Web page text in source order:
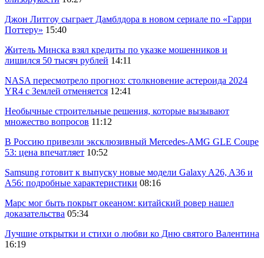
Джон Литгоу сыграет Дамблдора в новом сериале по «Гарри
Поттеру» 15:40
Житель Минска взял кредиты по указке мошенников и
лишился 50 тысяч рублей 14:11
NASA пересмотрело прогноз: столкновение астероида 2024
YR4 с Землей отменяется 12:41
Необычные строительные решения, которые вызывают
множество вопросов 11:12
В Россию привезли эксклюзивный Mercedes-AMG GLE Coupe
53: цена впечатляет 10:52
Samsung готовит к выпуску новые модели Galaxy A26, A36 и
A56: подробные характеристики 08:16
Марс мог быть покрыт океаном: китайский ровер нашел
доказательства 05:34
Лучшие открытки и стихи о любви ко Дню святого Валентина
16:19